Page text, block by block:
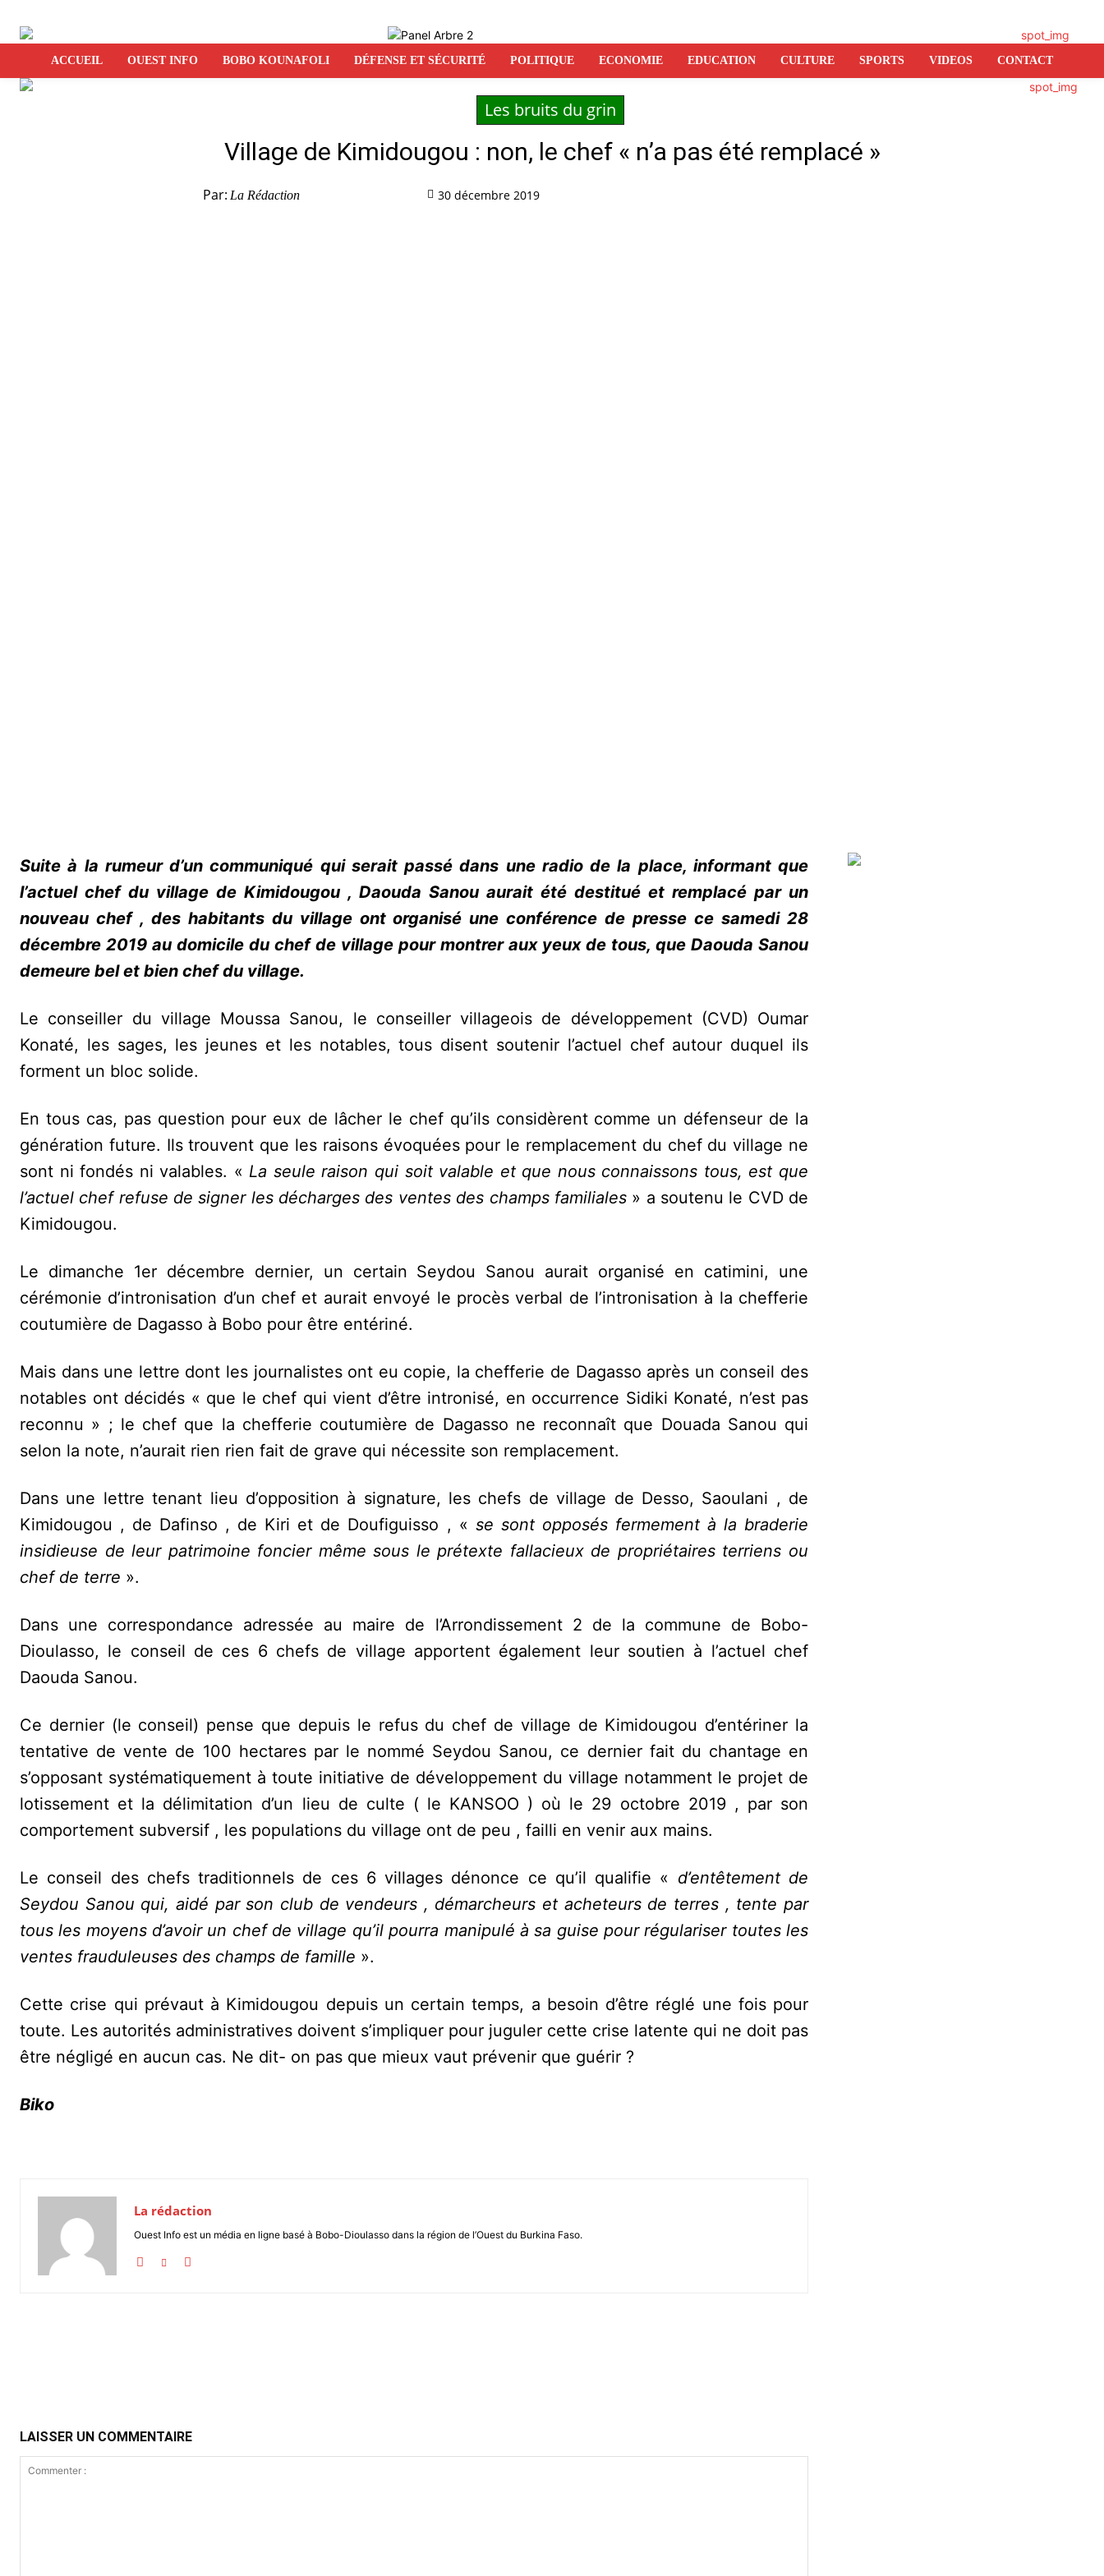
ACCUEIL OUEST INFO BOBO KOUNAFOLI DÉFENSE ET SÉCURITÉ POLITIQUE ECONOMIE EDUCATION CULTURE SPORTS VIDEOS CONTACT
Les bruits du grin
Village de Kimidougou : non, le chef « n’a pas été remplacé »
Par: La Rédaction 30 décembre 2019
Suite à la rumeur d’un communiqué qui serait passé dans une radio de la place, informant que
l’actuel chef du village de Kimidougou , Daouda Sanou aurait été destitué et remplacé par un
nouveau chef , des habitants du village ont organisé une conférence de presse ce samedi 28
décembre 2019 au domicile du chef de village pour montrer aux yeux de tous, que Daouda Sanou
demeure bel et bien chef du village.
Le conseiller du village Moussa Sanou, le conseiller villageois de développement (CVD) Oumar
Konaté, les sages, les jeunes et les notables, tous disent soutenir l’actuel chef autour duquel ils
forment un bloc solide.
En tous cas, pas question pour eux de lâcher le chef qu’ils considèrent comme un défenseur de la
génération future. Ils trouvent que les raisons évoquées pour le remplacement du chef du village ne
sont ni fondés ni valables. « La seule raison qui soit valable et que nous connaissons tous, est que
l’actuel chef refuse de signer les décharges des ventes des champs familiales » a soutenu le CVD de
Kimidougou.
Le dimanche 1er décembre dernier, un certain Seydou Sanou aurait organisé en catimini, une
cérémonie d’intronisation d’un chef et aurait envoyé le procès verbal de l’intronisation à la chefferie
coutumière de Dagasso à Bobo pour être entériné.
Mais dans une lettre dont les journalistes ont eu copie, la chefferie de Dagasso après un conseil des
notables ont décidés « que le chef qui vient d’être intronisé, en occurrence Sidiki Konaté, n’est pas
reconnu » ; le chef que la chefferie coutumière de Dagasso ne reconnaît que Douada Sanou qui
selon la note, n’aurait rien rien fait de grave qui nécessite son remplacement.
Dans une lettre tenant lieu d’opposition à signature, les chefs de village de Desso, Saoulani , de
Kimidougou , de Dafinso , de Kiri et de Doufiguisso , « se sont opposés fermement à la braderie
insidieuse de leur patrimoine foncier même sous le prétexte fallacieux de propriétaires terriens ou
chef de terre ».
Dans une correspondance adressée au maire de l’Arrondissement 2 de la commune de Bobo-
Dioulasso, le conseil de ces 6 chefs de village apportent également leur soutien à l’actuel chef
Daouda Sanou.
Ce dernier (le conseil) pense que depuis le refus du chef de village de Kimidougou d’entériner la
tentative de vente de 100 hectares par le nommé Seydou Sanou, ce dernier fait du chantage en
s’opposant systématiquement à toute initiative de développement du village notamment le projet de
lotissement et la délimitation d’un lieu de culte ( le KANSOO ) où le 29 octobre 2019 , par son
comportement subversif , les populations du village ont de peu , failli en venir aux mains.
Le conseil des chefs traditionnels de ces 6 villages dénonce ce qu’il qualifie « d’entêtement de
Seydou Sanou qui, aidé par son club de vendeurs , démarcheurs et acheteurs de terres , tente par
tous les moyens d’avoir un chef de village qu’il pourra manipulé à sa guise pour régulariser toutes les
ventes frauduleuses des champs de famille ».
Cette crise qui prévaut à Kimidougou depuis un certain temps, a besoin d’être réglé une fois pour
toute. Les autorités administratives doivent s’impliquer pour juguler cette crise latente qui ne doit pas
être négligé en aucun cas. Ne dit- on pas que mieux vaut prévenir que guérir ?
Biko
La rédaction
Ouest Info est un média en ligne basé à Bobo-Dioulasso dans la région de l’Ouest du Burkina Faso.
LAISSER UN COMMENTAIRE